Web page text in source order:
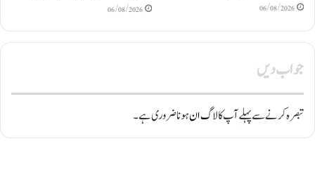
06/08/2026
06/08/2026
جواب دیں
تبصرہ کرنے سے پہلے آپ کالاگ انہونا ضروری ہے۔